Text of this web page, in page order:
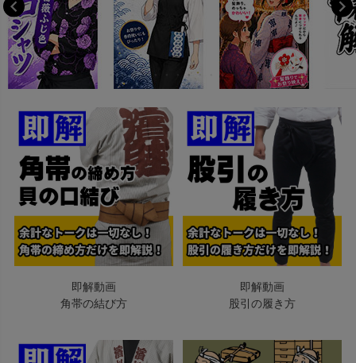
即解動画
角帯の結び方
即解動画
股引の履き方